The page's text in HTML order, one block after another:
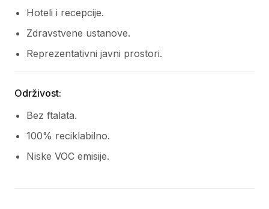
Hoteli i recepcije.
Zdravstvene ustanove.
Reprezentativni javni prostori.
Održivost:
Bez ftalata.
100% reciklabilno.
Niske VOC emisije.